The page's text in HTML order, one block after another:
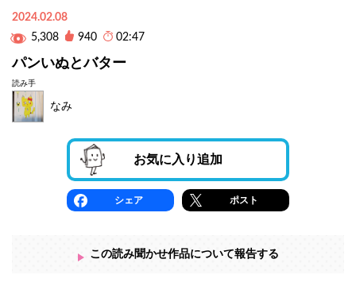
2024.02.08
5,308
940 02:47
パンいぬとバター
読み手
なみ
お気に入り追加
シェア ポスト
この読み聞かせ作品について報告する